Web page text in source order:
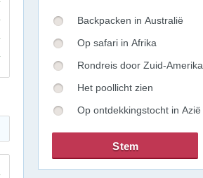
Backpacken in Australië
Op safari in Afrika
Rondreis door Zuid-Amerika
Het poollicht zien
Op ontdekkingstocht in Azië